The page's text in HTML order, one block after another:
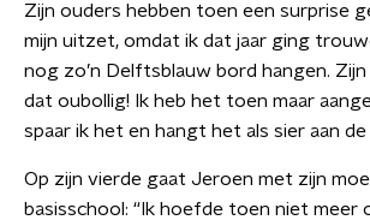
Zijn ouders hebben toen een surprise
mijn uitzet, omdat ik dat jaar ging
nog zo’n Delftsblauw bord hangen.
dat oubollig! Ik heb het toen maar
spaar ik het en hangt het als sier aan de
Op zijn vierde gaat Jeroen met zijn
basisschool: “Ik hoefde toen niet meer